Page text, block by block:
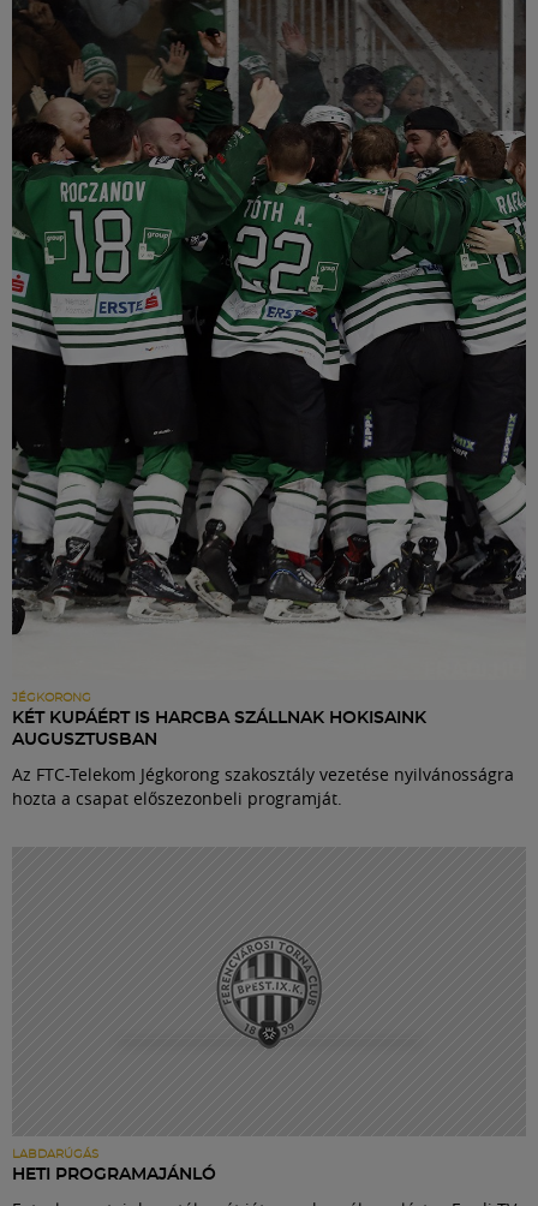
JÉGKORONG
KÉT KUPÁÉRT IS HARCBA SZÁLLNAK HOKISAINK
AUGUSZTUSBAN
Az FTC-Telekom Jégkorong szakosztály vezetése nyilvánosságra
hozta a csapat előszezonbeli programját.
LABDARÚGÁS
HETI PROGRAMAJÁNLÓ